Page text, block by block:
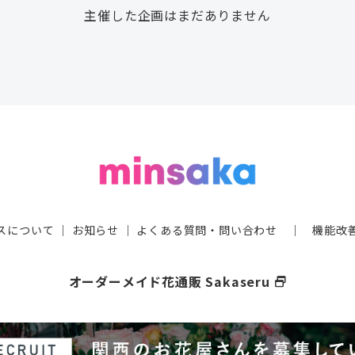
主催した企画はまだありません
について ｜ お知らせ ｜ よくある質問・問い合わせ ｜機能改
オーダーメイド花通販 Sakaseru select_window